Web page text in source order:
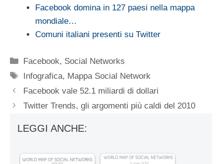
Facebook domina in 127 paesi nella mappa
mondiale…
Comuni italiani presenti su Twitter
Categorie
Facebook, Social Networks
Tag
Infografica, Mappa Social Network
Facebook vale 52.1 miliardi di dollari
Twitter Trends, gli argomenti più caldi del 2010
LEGGI ANCHE: